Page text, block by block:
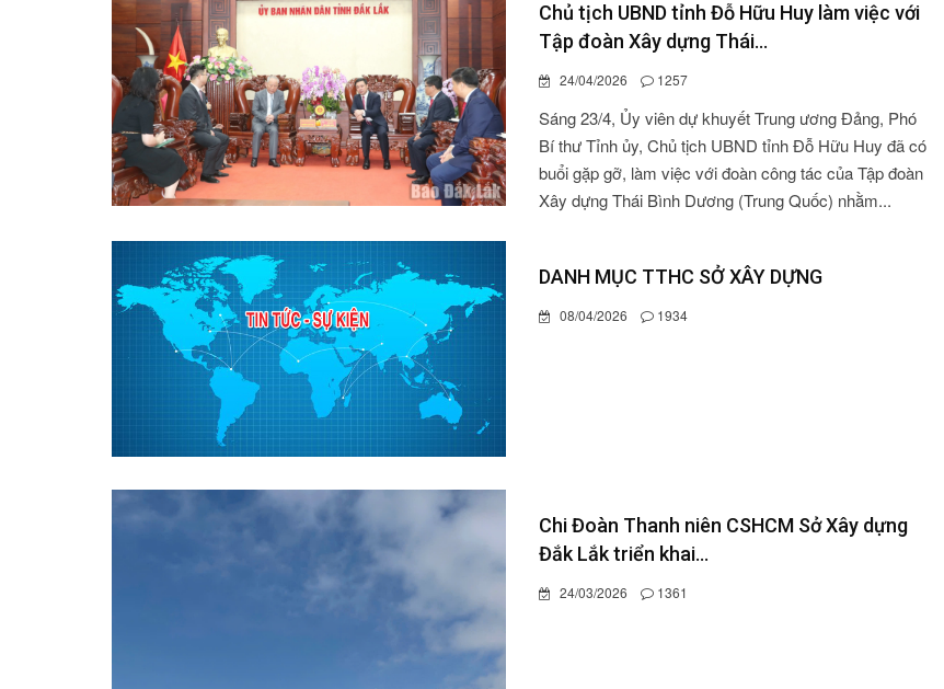
Chủ tịch UBND tỉnh Đỗ Hữu Huy làm việc với
Tập đoàn Xây dựng Thái...
24/04/2026 1257
Sáng 23/4, Ủy viên dự khuyết Trung ương Đảng, Phó
Bí thư Tỉnh ủy, Chủ tịch UBND tỉnh Đỗ Hữu Huy đã có
buổi gặp gỡ, làm việc với đoàn công tác của Tập đoàn
Xây dựng Thái Bình Dương (Trung Quốc) nhằm...
DANH MỤC TTHC SỞ XÂY DỰNG
08/04/2026 1934
Chi Đoàn Thanh niên CSHCM Sở Xây dựng
Đắk Lắk triển khai...
24/03/2026 1361